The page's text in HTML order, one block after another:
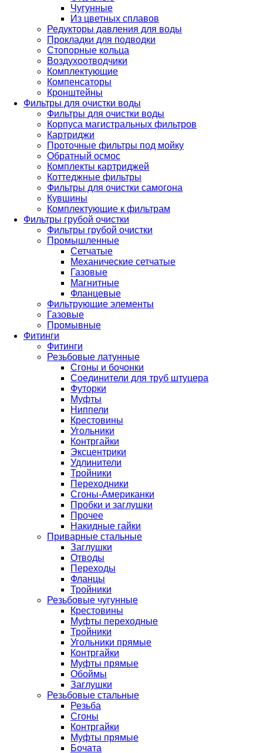
Чугунные
Из цветных сплавов
Редукторы давления для воды
Прокладки для подводки
Стопорные кольца
Воздухоотводчики
Комплектующие
Компенсаторы
Кронштейны
Фильтры для очистки воды
Фильтры для очистки воды
Корпуса магистральных фильтров
Картриджи
Проточные фильтры под мойку
Обратный осмос
Комплекты картриджей
Коттеджные фильтры
Фильтры для очистки самогона
Кувшины
Комплектующие к фильтрам
Фильтры грубой очистки
Фильтры грубой очистки
Промышленные
Сетчатые
Механические сетчатые
Газовые
Магнитные
Фланцевые
Фильтрующие элементы
Газовые
Промывные
Фитинги
Фитинги
Резьбовые латунные
Сгоны и бочонки
Соединители для труб штуцера
Футорки
Муфты
Ниппели
Крестовины
Угольники
Контргайки
Эксцентрики
Удлинители
Тройники
Переходники
Сгоны-Американки
Пробки и заглушки
Прочее
Накидные гайки
Приварные стальные
Заглушки
Отводы
Переходы
Фланцы
Тройники
Резьбовые чугунные
Крестовины
Муфты переходные
Тройники
Угольники прямые
Контргайки
Муфты прямые
Обоймы
Заглушки
Резьбовые стальные
Резьба
Сгоны
Контргайки
Муфты прямые
Бочата